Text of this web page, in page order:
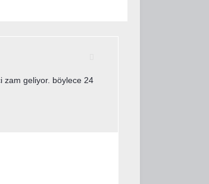
zam geliyor. böylece 24